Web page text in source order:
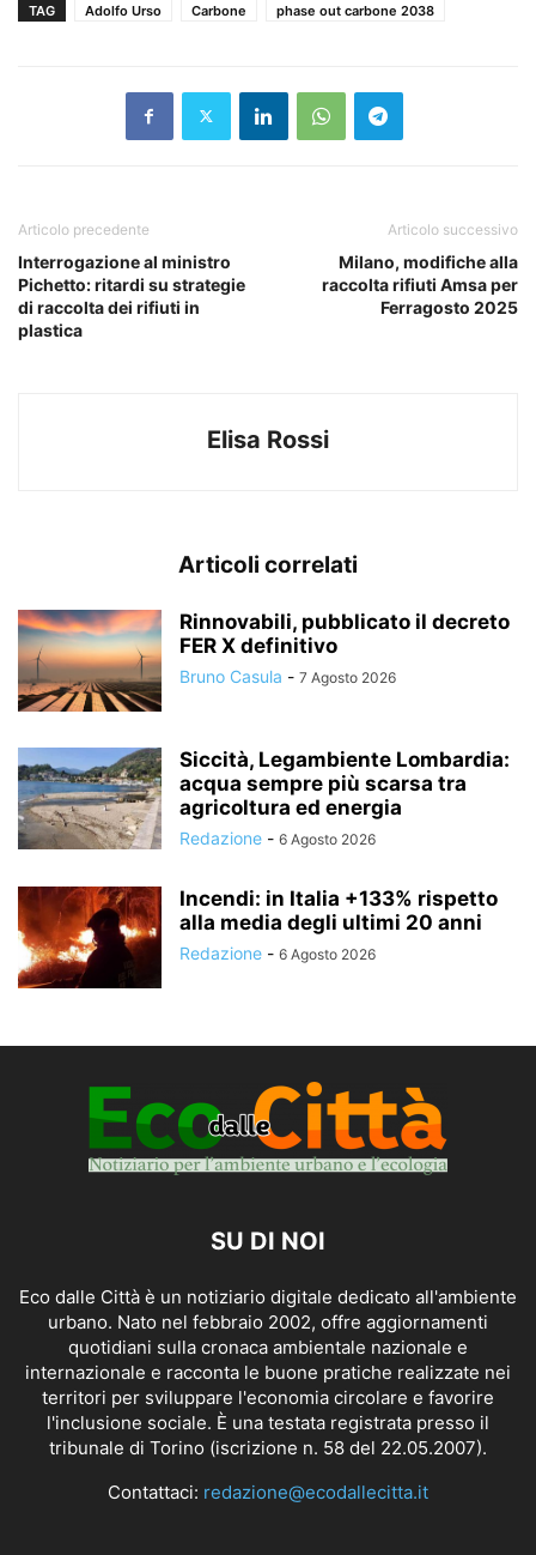
TAG Adolfo Urso Carbone phase out carbone 2038
Articolo precedente
Interrogazione al ministro
Pichetto: ritardi su strategie
di raccolta dei rifiuti in
plastica
Articolo successivo
Milano, modifiche alla
raccolta rifiuti Amsa per
Ferragosto 2025
Elisa Rossi
Articoli correlati
Rinnovabili, pubblicato il decreto
FER X definitivo
Bruno Casula - 7 Agosto 2026
Siccità, Legambiente Lombardia:
acqua sempre più scarsa tra
agricoltura ed energia
Redazione - 6 Agosto 2026
Incendi: in Italia +133% rispetto
alla media degli ultimi 20 anni
Redazione - 6 Agosto 2026
SU DI NOI
Eco dalle Città è un notiziario digitale dedicato all'ambiente
urbano. Nato nel febbraio 2002, offre aggiornamenti
quotidiani sulla cronaca ambientale nazionale e
internazionale e racconta le buone pratiche realizzate nei
territori per sviluppare l'economia circolare e favorire
l'inclusione sociale. È una testata registrata presso il
tribunale di Torino (iscrizione n. 58 del 22.05.2007).
Contattaci: redazione@ecodallecitta.it